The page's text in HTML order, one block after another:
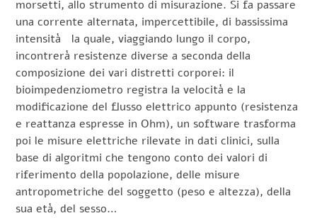
morsetti, allo strumento di misurazione. Si fa passare
una corrente alternata, impercettibile, di bassissima
intensità la quale, viaggiando lungo il corpo,
incontrerà resistenze diverse a seconda della
composizione dei vari distretti corporei: il
bioimpedenziometro registra la velocità e la
modificazione del flusso elettrico appunto (resistenza
e reattanza espresse in Ohm), un software trasforma
poi le misure elettriche rilevate in dati clinici, sulla
base di algoritmi che tengono conto dei valori di
riferimento della popolazione, delle misure
antropometriche del soggetto (peso e altezza), della
sua età, del sesso…